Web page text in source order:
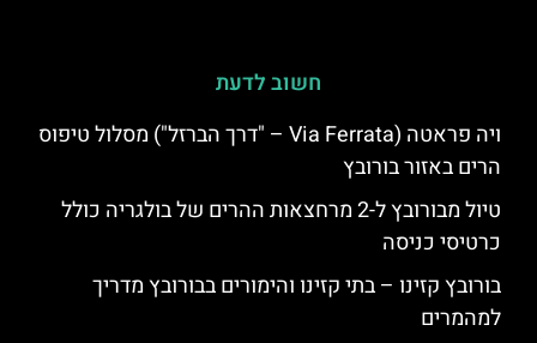
חשוב לדעת
ויה פראטה (Via Ferrata – "דרך הברזל") מסלול טיפוס
הרים באזור בורובץ
טיול מבורובץ ל-2 מרחצאות ההרים של בולגריה כולל
כרטיסי כניסה
בורובץ קזינו – בתי קזינו והימורים בבורובץ מדריך
למהמרים